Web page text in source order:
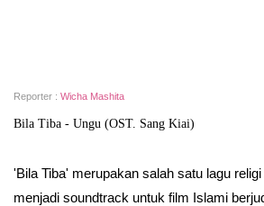
Reporter : Wicha Mashita
Bila Tiba - Ungu (OST. Sang Kiai)
'Bila Tiba' merupakan salah satu lagu
menjadi soundtrack untuk film Islami